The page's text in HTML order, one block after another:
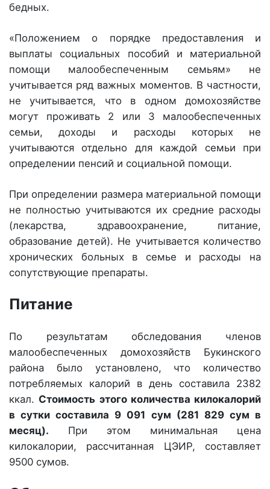
бедных.
«Положением о порядке предоставления и
выплаты социальных пособий и материальной
помощи малообеспеченным семьям» не
учитывается ряд важных моментов. В частности,
не учитывается, что в одном домохозяйстве
могут проживать 2 или 3 малообеспеченных
семьи, доходы и расходы которых не
учитываются отдельно для каждой семьи при
определении пенсий и социальной помощи.
При определении размера материальной помощи
не полностью учитываются их средние расходы
(лекарства, здравоохранение, питание,
образование детей). Не учитывается количество
хронических больных в семье и расходы на
сопутствующие препараты.
Питание
По результатам обследования членов
малообеспеченных домохозяйств Букинского
района было установлено, что количество
потребляемых калорий в день составила 2382
ккал. Стоимость этого количества килокалорий
в сутки составила 9 091 сум (281 829 сум в
месяц). При этом минимальная цена
килокалории, рассчитанная ЦЭИР, составляет
9500 сумов.